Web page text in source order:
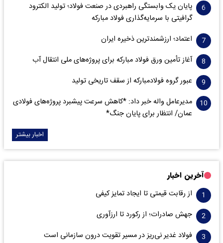
پایان یک وابستگی راهبردی در صنعت فولاد؛ تولید الکترود
گرافیتی با سرمایه‌گذاری فولاد مبارکه
اعتماد؛ ارزشمندترین ذخیره ایران
آغاز تأمین ورق فولاد مبارکه برای پروژه‌های ملی انتقال آب
عبور گروه فولادمبارکه از سقف تاریخی تولید
مدیرعامل واله خبر داد: *کاهش سرعت پیشبرد پروژه‌های فولادی
عمان/ انتظار برای پایان جنگ*
اخبار بیشتر
آخرین اخبار
از رقابت قیمتی تا ایجاد تمایز کیفی
جهش صادرات؛ از رکورد تا ارزآوری
فولاد غدیر نی‌ریز در مسیر تقویت درون سازمانی است